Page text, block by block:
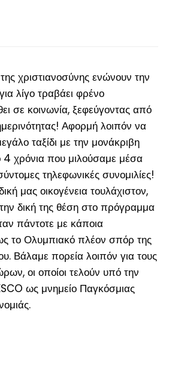
χριστιανοσύνης ενώνουν την
λίγο τραβάει φρένο
σε κοινωνία, ξεφεύγοντας από
Αφορμή λοιπόν να
ταξίδι με την μονάκριβη
χρόνια που μιλούσαμε μέσα
τηλεφωνικές συνομιλίες!
μας οικογένεια τουλάχιστον,
δική της θέση στο πρόγραμμα
πάντοτε με κάποια
το Ολυμπιακό πλέον σπόρ της
Βάλαμε πορεία λοιπόν για τους
οι οποίοι τελούν υπό την
ως μνημείο Παγκόσμιας